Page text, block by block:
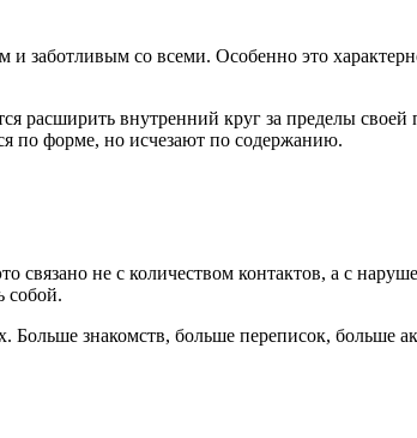
со всеми. Особенно это
расширить внутренний круг за пределы своей
по форме, но исчезают по содержанию.
связано не с количеством контактов, а с
собой.
знакомств, больше переписок, больше